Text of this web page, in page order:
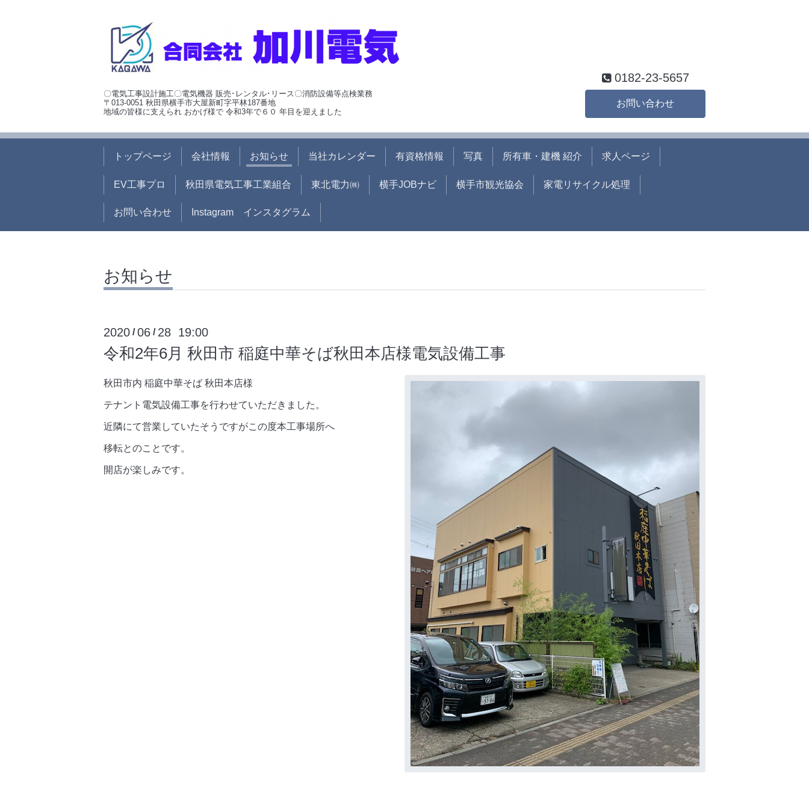
〇電気工事設計施工〇電気機器 販売･レンタル･リース〇消防設備等点検業務
〒013-0051 秋田県横手市大屋新町字平林187番地
地域の皆様に支えられ おかげ様で 令和3年で６０ 年目を迎えました
0182-23-5657
お問い合わせ
トップページ 会社情報 お知らせ 当社カレンダー 有資格情報 写真 所有車・建機 紹介 求人ページ
EV工事プロ 秋田県電気工事工業組合 東北電力㈱ 横手JOBナビ 横手市観光協会 家電リサイクル処理
お問い合わせ Instagram インスタグラム
お知らせ
2020 /06 / 28 19:00
令和2年6月 秋田市 稲庭中華そば秋田本店様電気設備工事
秋田市内 稲庭中華そば 秋田本店様
テナント電気設備工事を行わせていただきました。
近隣にて営業していたそうですがこの度本工事場所へ
移転とのことです。
開店が楽しみです。